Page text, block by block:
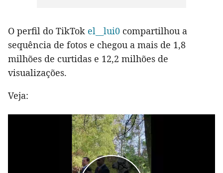
O perfil do TikTok el__lui0 compartilhou a
sequência de fotos e chegou a mais de 1,8
milhões de curtidas e 12,2 milhões de
visualizações.
Veja: